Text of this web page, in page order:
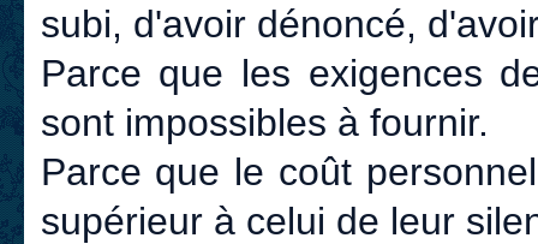
subi, d'avoir dénoncé,
Parce que les exigences
sont impossibles à fournir.
Parce que le coût
supérieur à celui de leur